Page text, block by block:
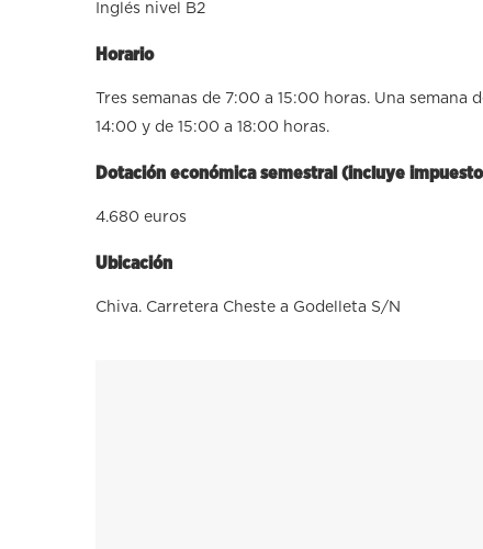
Inglés nivel B2
Horario
Tres semanas de 7:00 a 15:00 horas. Una semana
14:00 y de 15:00 a 18:00 horas.
Dotación económica semestral (incluye
4.680 euros
Ubicación
Chiva. Carretera Cheste a Godelleta S/N